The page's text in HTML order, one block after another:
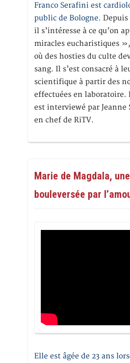
Franco Serafini est
public de Bologne. Depuis
il s’intéresse à ce qu’on
miracles eucharistiques
où des hosties du culte
sang. Il s’est consacré à
scientifique à partir des
effectuées en laboratoire.
est interviewé par Jeanne
en chef de RiTV.
Marie de Magdala,
bouleversée par
Elle est âgée de 23 ans